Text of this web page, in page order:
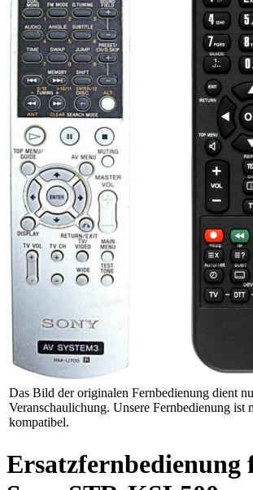
Das Bild der originalen Fernbedienung dient
Veranschaulichung. Unsere Fernbedienung ist
kompatibel.
Ersatzfernbedienung